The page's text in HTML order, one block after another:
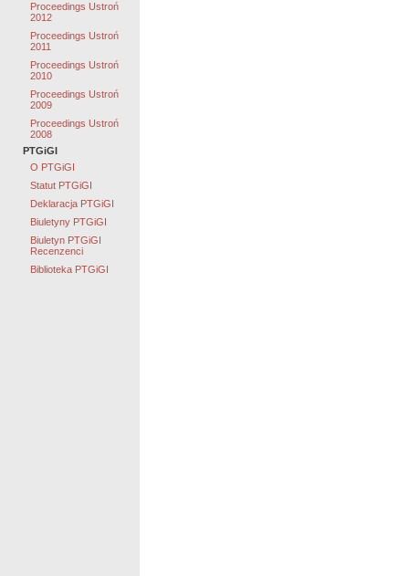
Proceedings Ustroń
2012
Proceedings Ustroń
2011
Proceedings Ustroń
2010
Proceedings Ustroń
2009
Proceedings Ustroń
2008
PTGiGI
O PTGiGI
Statut PTGiGI
Deklaracja PTGiGI
Biuletyny PTGiGI
Biuletyn PTGiGI
Recenzenci
Biblioteka PTGiGI